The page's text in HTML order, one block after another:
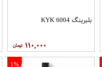
بلبرینگ 6004 KYK
۱۱۰,۰۰۰
1%